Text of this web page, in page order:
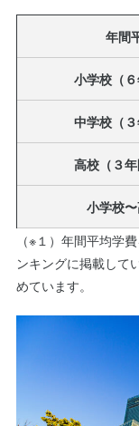
年間
小学校（
中学校（
高校（３
小学校
（※１）年間平均学
ンキングに掲載して
めています。